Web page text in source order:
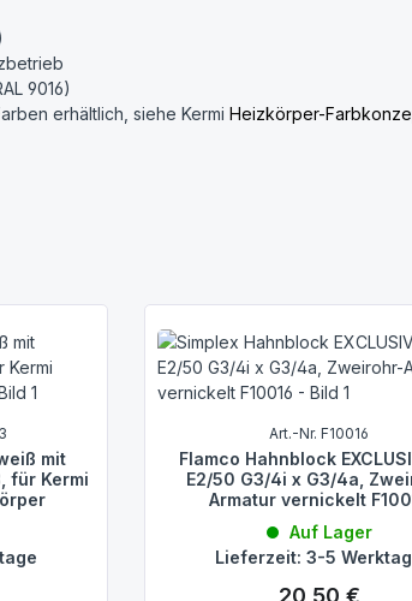
9016)
erhältlich, siehe KermiHeizkörper-
Watt
mit
für Kermi
Art.-Nr. F10016
Flamco Hahnblock
E2/50 G3/4i x G3/4a,
Armatur vernickelt
Auf Lager
Lieferzeit: 3-5
Regulärer Preis:
20,50 €